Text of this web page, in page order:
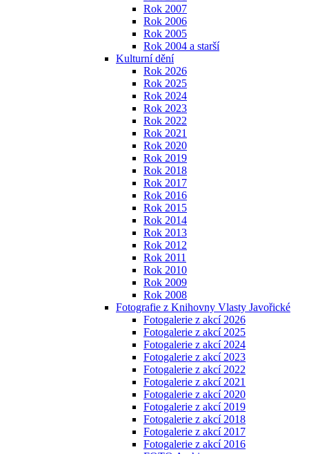
Rok 2007
Rok 2006
Rok 2005
Rok 2004 a starší
Kulturní dění
Rok 2026
Rok 2025
Rok 2024
Rok 2023
Rok 2022
Rok 2021
Rok 2020
Rok 2019
Rok 2018
Rok 2017
Rok 2016
Rok 2015
Rok 2014
Rok 2013
Rok 2012
Rok 2011
Rok 2010
Rok 2009
Rok 2008
Fotografie z Knihovny Vlasty Javořické
Fotogalerie z akcí 2026
Fotogalerie z akcí 2025
Fotogalerie z akcí 2024
Fotogalerie z akcí 2023
Fotogalerie z akcí 2022
Fotogalerie z akcí 2021
Fotogalerie z akcí 2020
Fotogalerie z akcí 2019
Fotogalerie z akcí 2018
Fotogalerie z akcí 2017
Fotogalerie z akcí 2016